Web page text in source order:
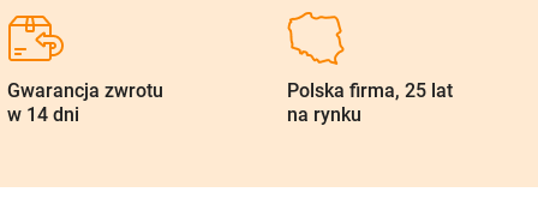
Gwarancja zwrotu
w 14 dni
Polska firma, 25 lat
na rynku